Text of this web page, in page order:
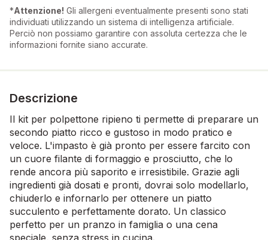
*Attenzione! Gli allergeni eventualmente presenti sono stati
individuati utilizzando un sistema di intelligenza artificiale.
Perciò non possiamo garantire con assoluta certezza che le
informazioni fornite siano accurate.
Descrizione
Il kit per polpettone ripieno ti permette di preparare un
secondo piatto ricco e gustoso in modo pratico e
veloce. L'impasto è già pronto per essere farcito con
un cuore filante di formaggio e prosciutto, che lo
rende ancora più saporito e irresistibile. Grazie agli
ingredienti già dosati e pronti, dovrai solo modellarlo,
chiuderlo e infornarlo per ottenere un piatto
succulento e perfettamente dorato. Un classico
perfetto per un pranzo in famiglia o una cena